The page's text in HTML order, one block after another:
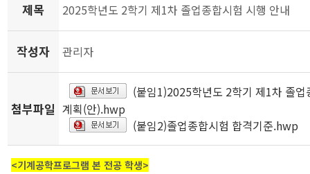
제목 2025학년도 2학기 제1차 졸업종합시험 시행 안내
작성자 관리자
첨부파일
(붙임1)2025학년도 2학기 제1차 졸업
계획(안).hwp
(붙임2)졸업종합시험 합격기준.hwp
<기계공학프로그램 본 전공 학생>